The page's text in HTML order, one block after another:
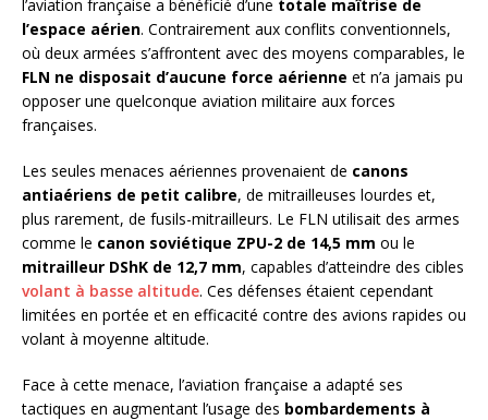
l’aviation française a bénéficié d’une totale maîtrise de
l’espace aérien. Contrairement aux conflits conventionnels,
où deux armées s’affrontent avec des moyens comparables, le
FLN ne disposait d’aucune force aérienne et n’a jamais pu
opposer une quelconque aviation militaire aux forces
françaises.
Les seules menaces aériennes provenaient de canons
antiaériens de petit calibre, de mitrailleuses lourdes et,
plus rarement, de fusils-mitrailleurs. Le FLN utilisait des armes
comme le canon soviétique ZPU-2 de 14,5 mm ou le
mitrailleur DShK de 12,7 mm, capables d’atteindre des cibles
volant à basse altitude. Ces défenses étaient cependant
limitées en portée et en efficacité contre des avions rapides ou
volant à moyenne altitude.
Face à cette menace, l’aviation française a adapté ses
tactiques en augmentant l’usage des bombardements à